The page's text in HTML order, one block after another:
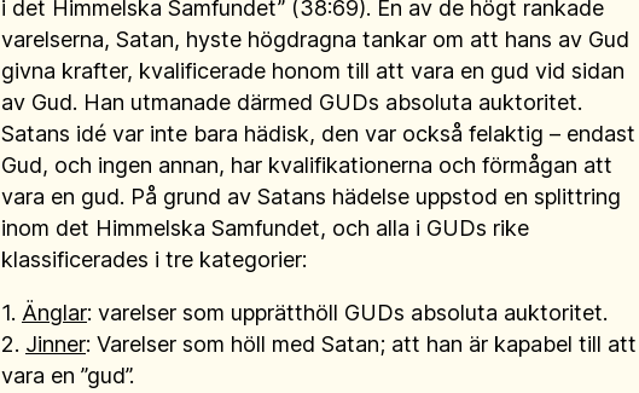
i det Himmelska Samfundet” (38:69). En av de högt rankade
varelserna, Satan, hyste högdragna tankar om att hans av Gud
givna krafter, kvalificerade honom till att vara en gud vid sidan
av Gud. Han utmanade därmed GUDs absoluta auktoritet.
Satans idé var inte bara hädisk, den var också felaktig – endast
Gud, och ingen annan, har kvalifikationerna och förmågan att
vara en gud. På grund av Satans hädelse uppstod en splittring
inom det Himmelska Samfundet, och alla i GUDs rike
klassificerades i tre kategorier:
1. Änglar: varelser som upprätthöll GUDs absoluta auktoritet.
2. Jinner: Varelser som höll med Satan; att han är kapabel till att
vara en ”gud”.